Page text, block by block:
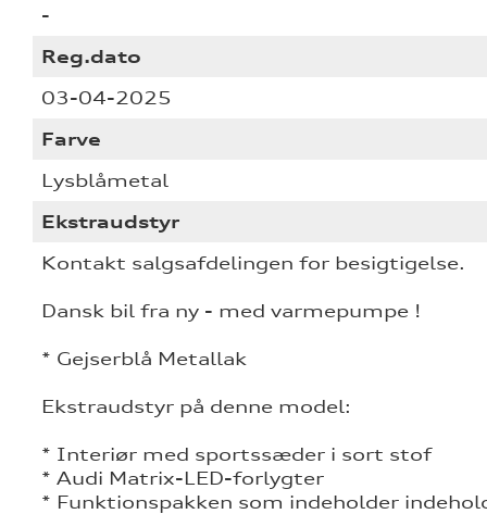
-
Reg.dato
03-04-2025
Farve
Lysblåmetal
Ekstraudstyr
Kontakt salgsafdelingen for besigtigelse.
Dansk bil fra ny - med varmepumpe !
* Gejserblå Metallak
Ekstraudstyr på denne model:
* Interiør med sportssæder i sort stof
* Audi Matrix-LED-forlygter
* Funktionspakken som indeholder